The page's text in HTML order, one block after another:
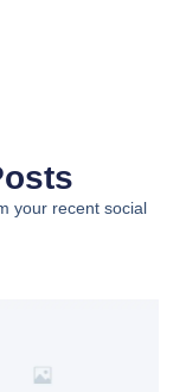
your recent social